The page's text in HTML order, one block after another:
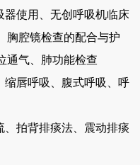
使用、无创呼吸机临床
胸腔镜检查的配合与护
通气、肺功能检查
唇呼吸、腹式呼吸、呼
拍背排痰法、震动排痰